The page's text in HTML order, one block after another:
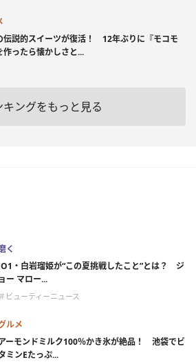
伝説的スイーツが復活！ 12年ぶりに『モコモ
作ったら懐かしさと...
キングをもっと見る
く
・白岩瑠姫が“この夏挑戦したこと”とは？ ジ
ョー マロー...
＃ビューティーニュース
ルメ
ーモンドミルク100％かき氷が絶品！ 池袋でビ
ミンEたっぷ...